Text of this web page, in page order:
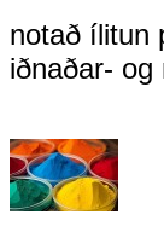
notað ílitun
iðnaðar- og